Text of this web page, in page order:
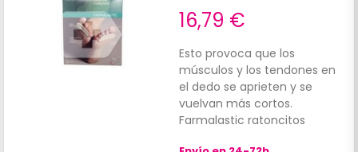
16,79 €
Esto provoca que los
músculos y los tendones en
el dedo se aprieten y se
vuelvan más cortos.
Farmalastic ratoncitos